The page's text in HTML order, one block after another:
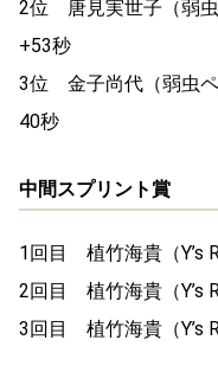
2位 唐見実世子（弱
+53秒
3位 金子尚代（弱虫
40秒
中間スプリント賞
1回目 植竹海貴（Y’s
2回目 植竹海貴（Y’s
3回目 植竹海貴（Y’s